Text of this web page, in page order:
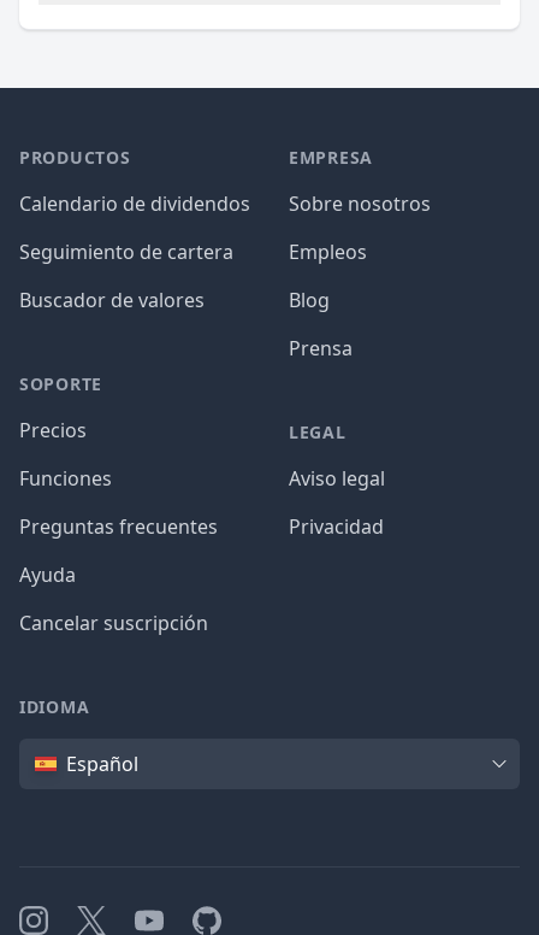
PRODUCTOS
Calendario de dividendos
Seguimiento de cartera
Buscador de valores
SOPORTE
Precios
Funciones
Preguntas frecuentes
Ayuda
Cancelar suscripción
EMPRESA
Sobre nosotros
Empleos
Blog
Prensa
LEGAL
Aviso legal
Privacidad
IDIOMA
IdiomaEspañol
Instagram
X YouTubeGitHub